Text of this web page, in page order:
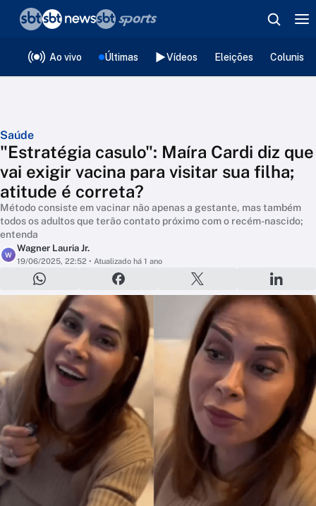
Ao vivo Últimas Vídeos Eleições
Saúde
"Estratégia casulo": Maíra Cardi diz que
vai exigir vacina para visitar sua filha;
atitude é correta?
Método consiste em vacinar não apenas a gestante, mas também
todos os adultos que terão contato próximo com o recém-nascido;
entenda
W
Wagner Lauria Jr.
19/06/2025, 22:52 • Atualizado há 1 ano
❮voltar
Editorias